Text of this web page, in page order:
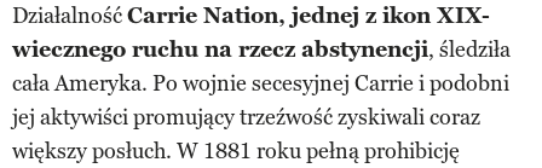
DziałalnośćCarrie Nation, jednej z ikon XIX-
wiecznego ruchu na rzecz abstynencji, śledziła
cała Ameryka. Po wojnie secesyjnej Carrie i podobni
jej aktywiści promujący trzeźwość zyskiwali coraz
większy posłuch. W 1881 roku pełną prohibicję